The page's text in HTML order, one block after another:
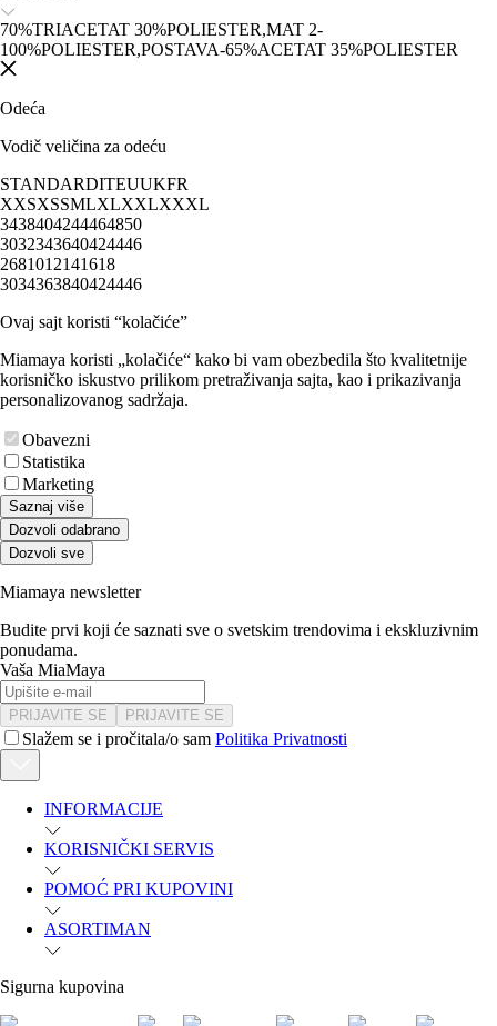
70%TRIACETAT 30%POLIESTER,MAT 2-
100%POLIESTER,POSTAVA-65%ACETAT 35%POLIESTER
Odeća
Vodič veličina za odeću
STANDARDITEUUKFR
XXSXSSMLXLXXLXXXL
3438404244464850
3032343640424446
2681012141618
3034363840424446
Ovaj sajt koristi “kolačiće”
Miamaya koristi „kolačiće“ kako bi vam obezbedila što kvalitetnije
korisničko iskustvo prilikom pretraživanja sajta, kao i prikazivanja
personalizovanog sadržaja.
Obavezni
Statistika
Marketing
Saznaj više
Dozvoli odabrano
Dozvoli sve
Miamaya newsletter
Budite prvi koji će saznati sve o svetskim trendovima i ekskluzivnim
ponudama.
Vaša MiaMaya
PRIJAVITE SE PRIJAVITE SE
Slažem se i pročitala/o sam Politika Privatnosti
INFORMACIJE
KORISNIČKI SERVIS
POMOĆ PRI KUPOVINI
ASORTIMAN
Sigurna kupovina